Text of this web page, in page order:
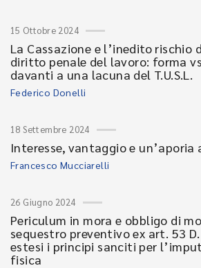
15 Ottobre 2024
La Cassazione e l’inedito rischio
diritto penale del lavoro: forma
davanti a una lacuna del T.U.S.L.
Federico Donelli
18 Settembre 2024
Interesse, vantaggio e un’aporia
Francesco Mucciarelli
26 Giugno 2024
Periculum in mora e obbligo di
sequestro preventivo ex art. 53
estesi i principi sanciti per
fisica